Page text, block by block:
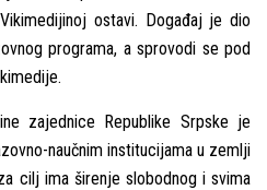
ostavi. Događaj je dio
programa, a sprovodi se pod
zajednice Republike Srpske je
naučnim institucijama u zemlјi
cilј ima širenje slobodnog i svima